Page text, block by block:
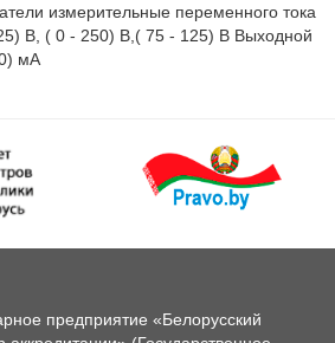
измерительные переменного тока
В, ( 0 - 250) В,( 75 - 125) В Выходной
мА
предприятие «Белорусский